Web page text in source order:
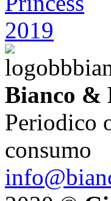
Bianco &
Periodico
consumo